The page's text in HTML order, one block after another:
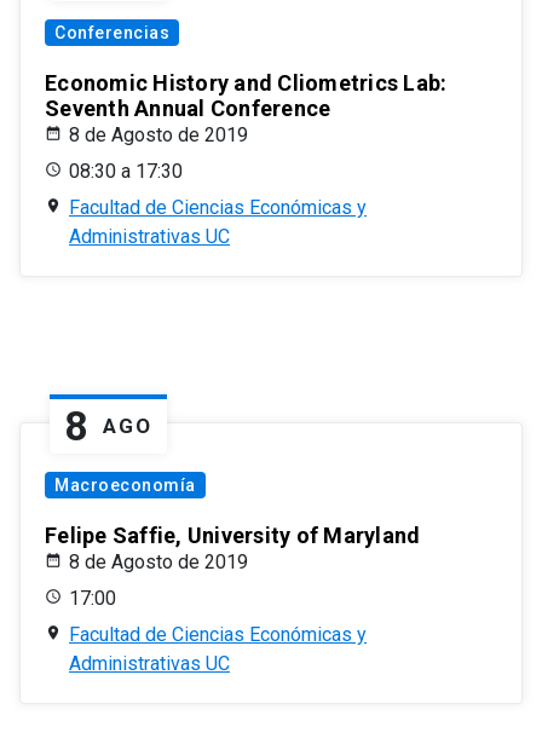
Conferencias
Economic History and Cliometrics Lab:
Seventh Annual Conference
8 de Agosto de 2019
08:30 a 17:30
Facultad de Ciencias Económicas y
Administrativas UC
8 AGO
Macroeconomía
Felipe Saffie, University of Maryland
8 de Agosto de 2019
17:00
Facultad de Ciencias Económicas y
Administrativas UC